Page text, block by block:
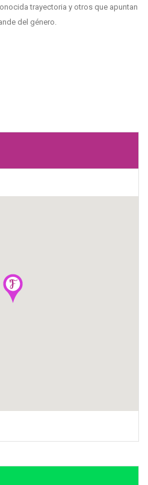
trayectoria y otros que apuntan
del género.